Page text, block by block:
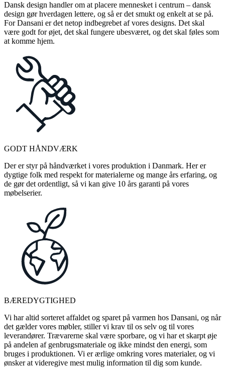
Dansk design handler om at placere mennesket i centrum – dansk
design gør hverdagen lettere, og så er det smukt og enkelt at se på.
For Dansani er det netop indbegrebet af vores designs. Det skal
være godt for øjet, det skal fungere ubesværet, og det skal føles som
at komme hjem.
GODT HÅNDVÆRK
Der er styr på håndværket i vores produktion i Danmark. Her er
dygtige folk med respekt for materialerne og mange års erfaring, og
de gør det ordentligt, så vi kan give 10 års garanti på vores
møbelserier.
BÆREDYGTIGHED
Vi har altid sorteret affaldet og sparet på varmen hos Dansani, og når
det gælder vores møbler, stiller vi krav til os selv og til vores
leverandører. Trævarerne skal være sporbare, og vi har et skarpt øje
på andelen af genbrugsmateriale og ikke mindst den energi, som
bruges i produktionen. Vi er ærlige omkring vores materialer, og vi
ønsker at videregive mest mulig information til dig som kunde.